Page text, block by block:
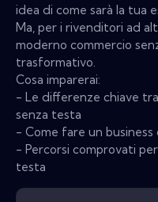
idea di come sarà la tua
Ma, per i rivenditori ad
moderno commercio
trasformativo.
Cosa imparerai:
- Le differenze chiave
senza testa
- Come fare un
- Percorsi comprovati
testa